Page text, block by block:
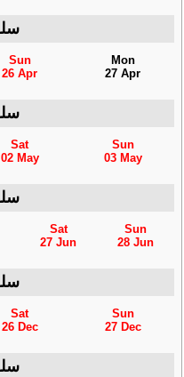
Sun
26 Apr
Mon
27 Apr
Sat
02 May
Sun
03 May
Sat
27 Jun
Sun
28 Jun
Sat
26 Dec
Sun
27 Dec